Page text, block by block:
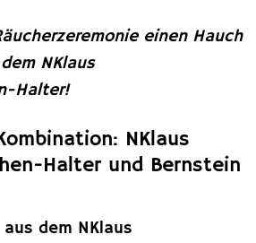
einen Hauch
NKlaus
Halter!
NKlaus
Halter und Bernstein
dem NKlaus